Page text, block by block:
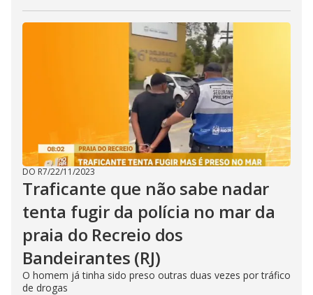
DO R7/22/11/2023
Traficante que não sabe nadar
tenta fugir da polícia no mar da
praia do Recreio dos
Bandeirantes (RJ)
O homem já tinha sido preso outras duas vezes por tráfico
de drogas